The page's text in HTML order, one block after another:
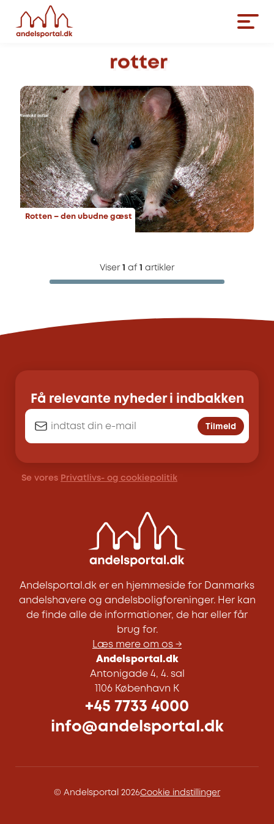
rotter
Rotten – den ubudne gæst
Viser 1 af 1 artikler
Få relevante nyheder i indbakken
Tilmeld
Se vores Privatlivs- og cookiepolitik
Andelsportal.dk er en hjemmeside for Danmarks
andelshavere og andelsboligforeninger. Her kan
de finde alle de informationer, de har eller får
brug for.
Læs mere om os →
Andelsportal.dk
Antonigade 4, 4. sal
1106 København K
+45 7733 4000
info@andelsportal.dk
© Andelsportal 2026Cookie indstillinger